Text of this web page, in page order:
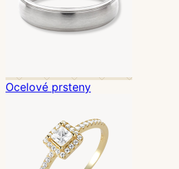
Ocelové prsteny